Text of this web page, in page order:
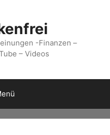
-Finanzen –
– Videos